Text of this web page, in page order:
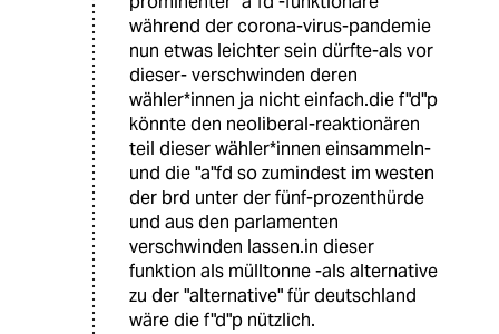
während der corona-virus-pandemie
nun etwas leichter sein dürfte-als vor
dieser- verschwinden deren
wähler*innen ja nicht einfach.die f"d"p
könnte den neoliberal-reaktionären
teil dieser wähler*innen einsammeln-
und die "a"fd so zumindest im westen
der brd unter der fünf-prozenthürde
und aus den parlamenten
verschwinden lassen.in dieser
funktion als mülltonne -als alternative
zu der "alternative" für deutschland
wäre die f"d"p nützlich.